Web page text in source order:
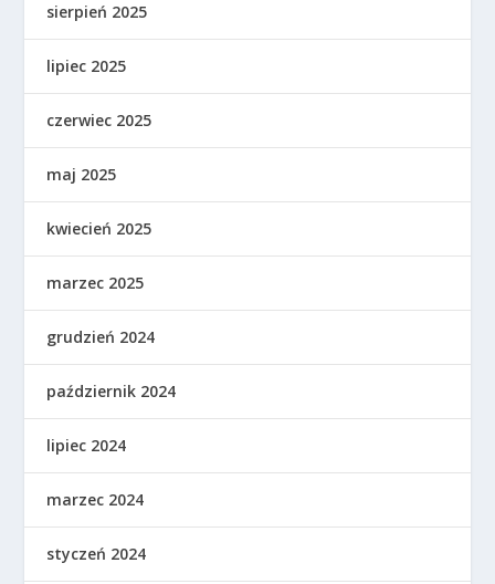
sierpień 2025
lipiec 2025
czerwiec 2025
maj 2025
kwiecień 2025
marzec 2025
grudzień 2024
październik 2024
lipiec 2024
marzec 2024
styczeń 2024